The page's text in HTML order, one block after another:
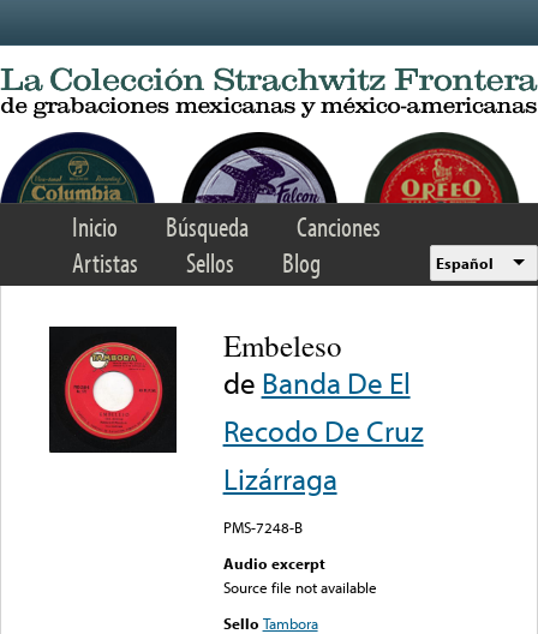
Inicio Búsqueda
Canciones
Artistas
Sellos Blog Español
Embeleso
de Banda De El
Recodo De Cruz
Lizárraga
PMS-7248-B
Audio excerpt
Source file not available
Sello Tambora